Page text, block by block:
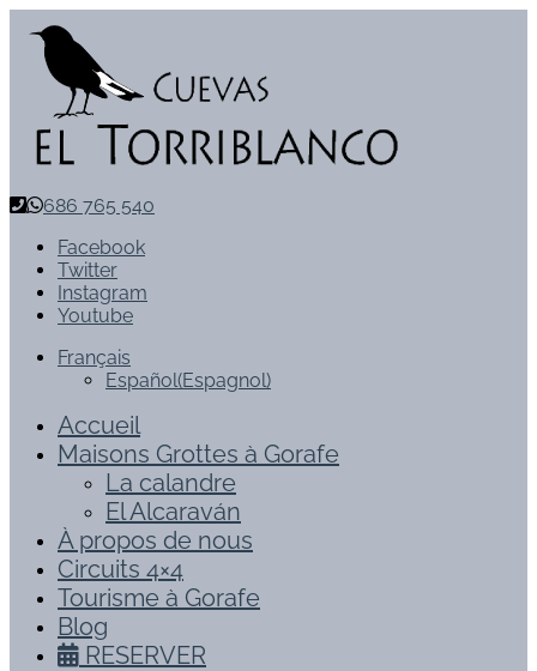
686 765 540
Facebook
Twitter
Instagram
Youtube
Français
Español(Espagnol)
Accueil
Maisons Grottes à Gorafe
La calandre
El Alcaraván
À propos de nous
Circuits 4×4
Tourisme à Gorafe
Blog
RESERVER